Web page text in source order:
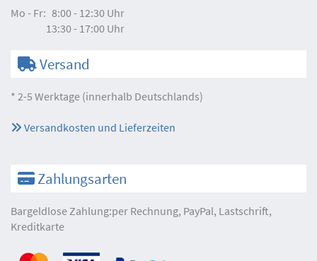
Mo - Fr: 8:00 - 12:30 Uhr
13:30 - 17:00 Uhr
Versand
* 2-5 Werktage (innerhalb Deutschlands)
Versandkosten und Lieferzeiten
Zahlungsarten
Bargeldlose Zahlung:per Rechnung, PayPal, Lastschrift,
Kreditkarte